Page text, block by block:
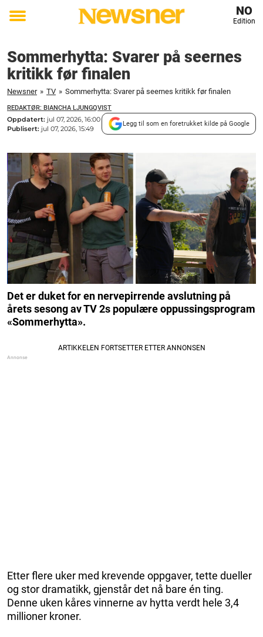
Toggle
NO
Edition
Sommerhytta: Svarer på seernes
kritikk før finalen
Newsner » TV » Sommerhytta: Svarer på seernes kritikk før finalen
REDAKTØR: BIANCHA LJUNGQVIST
Oppdatert: jul 07, 2026, 16:00
Publisert: jul 07, 2026, 15:49
Legg til som en foretrukket kilde på Google
Det er duket for en nervepirrende avslutning på
årets sesong av TV 2s populære oppussingsprogram
«Sommerhytta».
Etter flere uker med krevende oppgaver, tette dueller
og stor dramatikk, gjenstår det nå bare én ting.
Denne uken kåres vinnerne av hytta verdt hele 3,4
millioner kroner.